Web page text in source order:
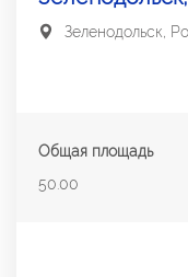
Зеленодольск,
Общая площадь
50.00